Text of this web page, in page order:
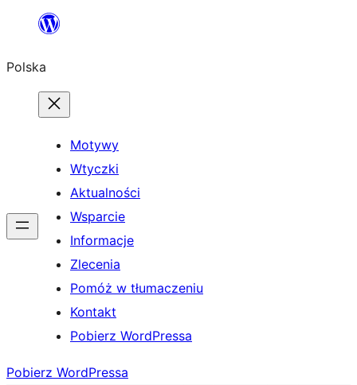
Przejdź
treści
Polska
Motywy
Wtyczki
Aktualności
Wsparcie
Informacje
Zlecenia
Pomóż w tłumaczeniu
Kontakt
Pobierz WordPressa
Pobierz WordPressa